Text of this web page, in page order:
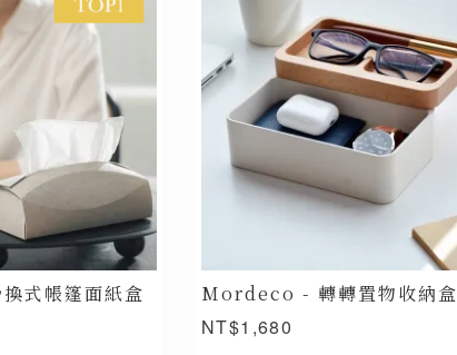
式帳篷面紙盒
Mordeco - 轉轉置物收納盒
NT$1,680